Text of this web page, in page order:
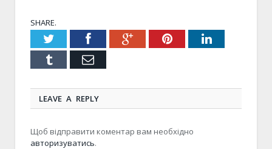
SHARE.
TwitterFacebookGoogle+PinterestLinkedIn
Tumblr Email
LEAVE A REPLY
Щоб відправити коментар вам необхідно
авторизуватись.